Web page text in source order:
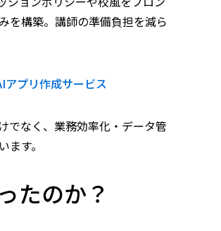
を構築。講師の準備負担を減ら
アプリ作成サービス
でなく、業務効率化・データ管
す。
たのか？